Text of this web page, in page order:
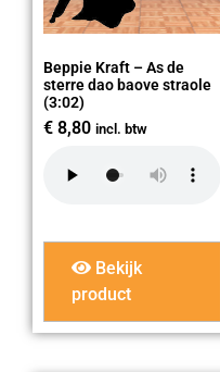
Beppie Kraft – As de
sterre dao baove straole
(3:02)
€ 8,80 incl. btw
Bekijk
product